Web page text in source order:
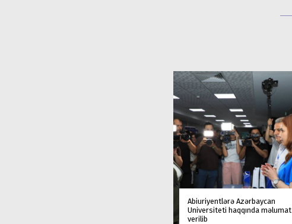
Abiuriyentlərə Azərbaycan
Universiteti haqqında məlumat
verilib